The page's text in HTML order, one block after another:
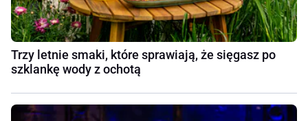
Trzy letnie smaki, które sprawiają, że sięgasz po
szklankę wody z ochotą